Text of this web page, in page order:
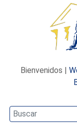
Bienvenidos |